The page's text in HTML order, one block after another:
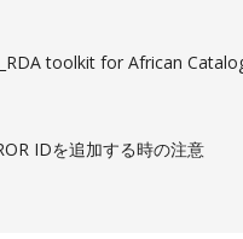
toolkit for African
IDを追加する時の注意